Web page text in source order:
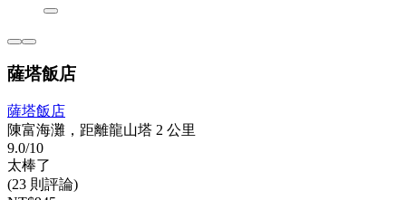
薩塔飯店
薩塔飯店
陳富海灘，距離龍山塔 2 公里
9.0/10
太棒了
(23 則評論)